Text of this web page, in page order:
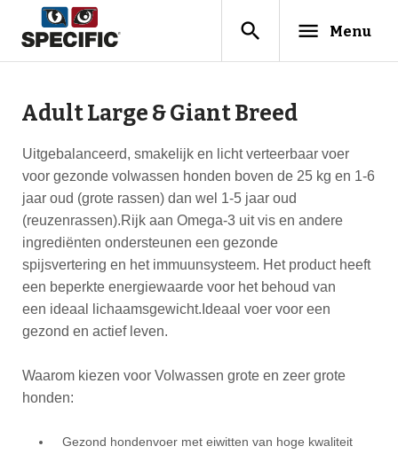
search menu Menu
Adult Large & Giant Breed
Uitgebalanceerd, smakelijk en licht verteerbaar voer
voor gezonde volwassen honden boven de 25 kg en 1-6
jaar oud (grote rassen) dan wel 1-5 jaar oud
(reuzenrassen).Rijk aan Omega-3 uit vis en andere
ingrediënten ondersteunen een gezonde
spijsvertering en het immuunsysteem. Het product heeft
een beperkte energiewaarde voor het behoud van
een ideaal lichaamsgewicht.Ideaal voer voor een
gezond en actief leven.
Waarom kiezen voor Volwassen grote en zeer grote
honden:
Gezond hondenvoer met eiwitten van hoge kwaliteit